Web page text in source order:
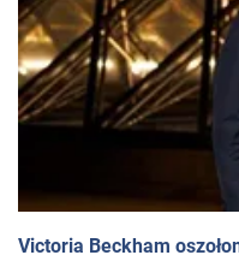
Victoria Beckham